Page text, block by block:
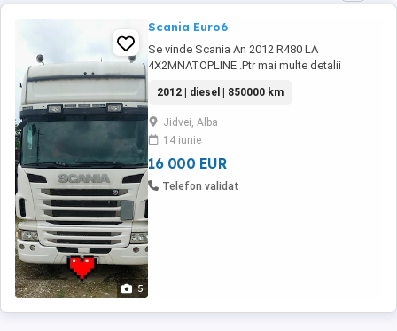
5
Scania Euro6
Se vinde Scania An 2012 R480 LA
4X2MNATOPLINE .Ptr mai multe detalii
2012 | diesel | 850000 km
Jidvei, Alba
14 iunie
16 000 EUR
Telefon validat